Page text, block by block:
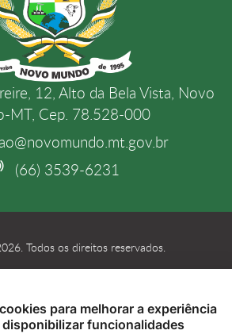
12, Alto da Bela Vista, Novo
MT, Cep. 78.528-000
(66) 3539-6231
Todos os direitos reservados.
para melhorar a experiência
disponibilizar funcionalidades